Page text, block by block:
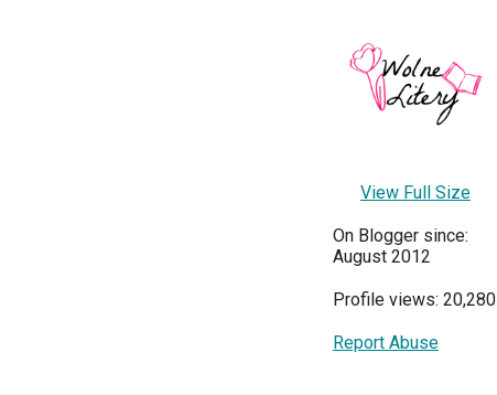
View Full Size
On Blogger since:
August 2012
Profile views: 20,280
Report Abuse